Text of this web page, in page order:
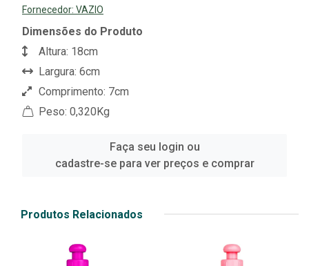
Fornecedor: VAZIO
Dimensões do Produto
Altura: 18cm
Largura: 6cm
Comprimento: 7cm
Peso: 0,320Kg
Faça seu login ou
cadastre-se para ver preços e comprar
Produtos Relacionados